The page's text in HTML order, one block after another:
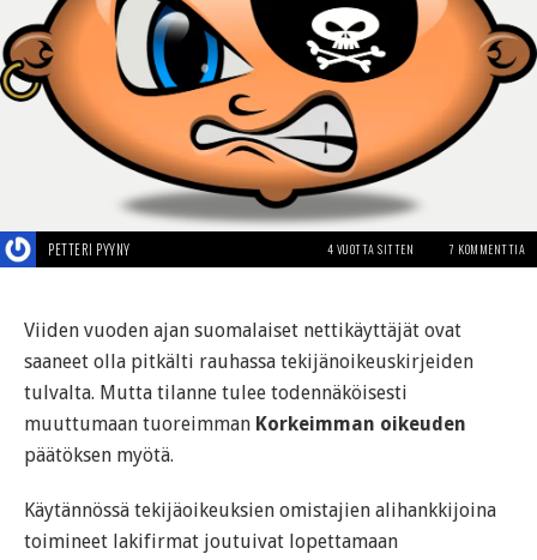
PETTERI PYYNY 4 VUOTTA SITTEN 7 KOMMENTTIA
Viiden vuoden ajan suomalaiset nettikäyttäjät ovat
saaneet olla pitkälti rauhassa tekijänoikeuskirjeiden
tulvalta. Mutta tilanne tulee todennäköisesti
muuttumaan tuoreimman Korkeimman oikeuden
päätöksen myötä.
Käytännössä tekijäoikeuksien omistajien alihankkijoina
toimineet lakifirmat joutuivat lopettamaan